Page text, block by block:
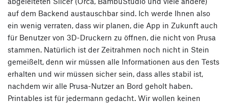
auf dem Backend austauschbar sind. Ich werde Ihnen also
ein wenig verraten, dass wir planen, die App in Zukunft auch
für Benutzer von 3D-Druckern zu öffnen, die nicht von Prusa
stammen. Natürlich ist der Zeitrahmen noch nicht in Stein
gemeißelt, denn wir müssen alle Informationen aus den Tests
erhalten und wir müssen sicher sein, dass alles stabil ist,
nachdem wir alle Prusa-Nutzer an Bord geholt haben.
Printables ist für jedermann gedacht. Wir wollen keinen